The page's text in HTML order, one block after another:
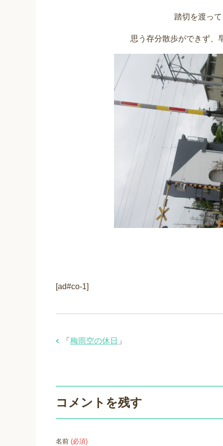
踏切を渡っ
思う存分散歩ができず、
[ad#co-1]
「 梅雨空の休日 」
コメントを残す
名前 (必須)